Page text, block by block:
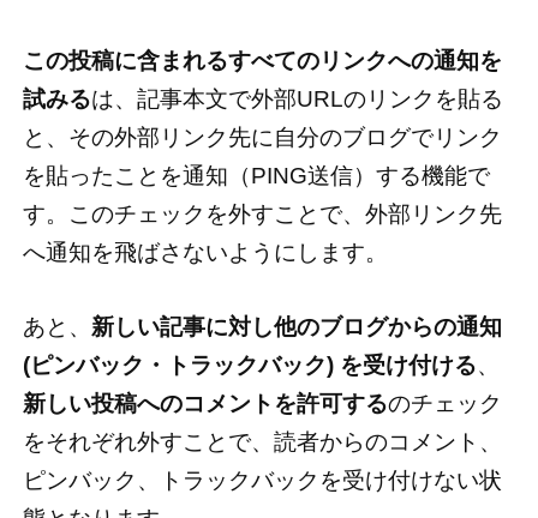
この投稿に含まれるすべてのリンクへの通知を
試みるは、記事本文で外部URLのリンクを貼る
と、その外部リンク先に自分のブログでリンク
を貼ったことを通知（PING送信）する機能で
す。このチェックを外すことで、外部リンク先
へ通知を飛ばさないようにします。
あと、 新しい記事に対し他のブログからの通知
(ピンバック・トラックバック) を受け付ける、
新しい投稿へのコメントを許可するのチェック
をそれぞれ外すことで、読者からのコメント、
ピンバック、トラックバックを受け付けない状